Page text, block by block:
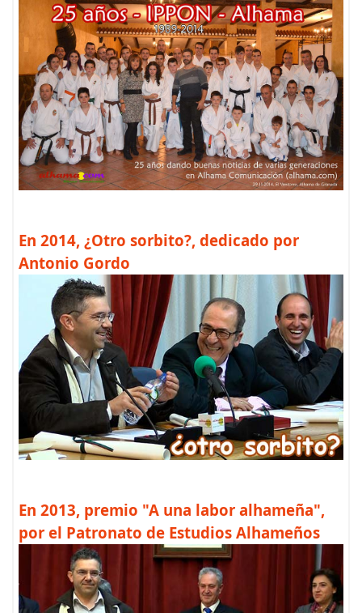
En 2014, ¿Otro sorbito?, dedicado por
Antonio Gordo
En 2013, premio "A una labor alhameña",
por el Patronato de Estudios Alhameños